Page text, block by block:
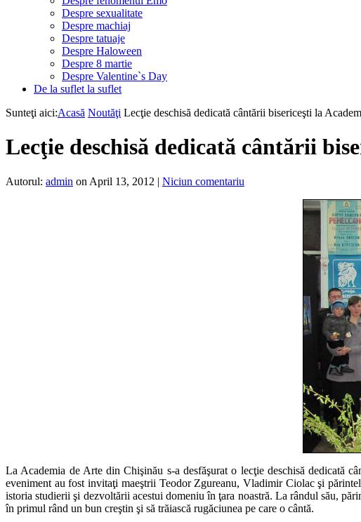
Despre sexualitate
Despre machiaj
Despre tatuaje
Despre Haloween
Despre 8 martie
Despre Valentine`s Day
De la suflet la suflet
Sunteţi aici:Acasă Noutăţi Lecţie deschisă dedicată cântării bisericeşti la
Lecţie deschisă dedicată cântării
Autorul: admin on April 13, 2012 | Niciun comentariu
La Academia de Arte din Chişinău s-a desfăşurat o lecţie deschisă dedicată
eveniment au fost invitaţi maeştrii Teodor Zgureanu, Vladimir Ciolac şi
istoria studierii şi dezvoltării acestui domeniu în ţara noastră. La rândul său,
în primul rând un bun creştin şi să trăiască rugăciunea pe care o cântă.